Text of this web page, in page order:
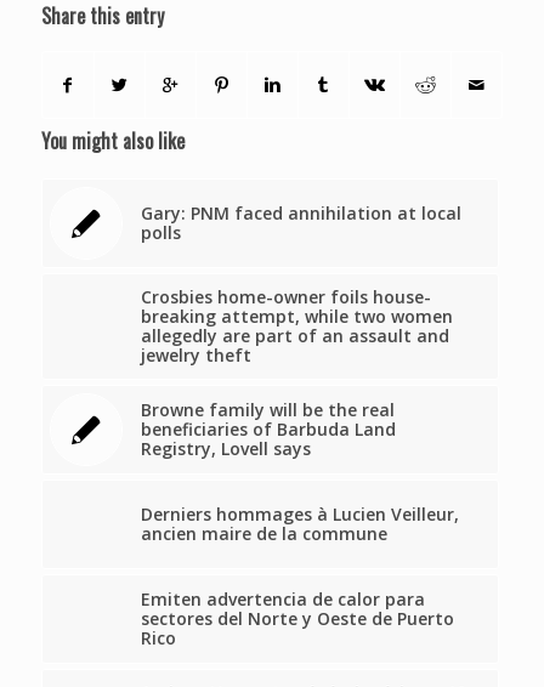
Share this entry
You might also like
Gary: PNM faced annihilation at local
polls
Crosbies home-owner foils house-
breaking attempt, while two women
allegedly are part of an assault and
jewelry theft
Browne family will be the real
beneficiaries of Barbuda Land
Registry, Lovell says
Derniers hommages à Lucien Veilleur,
ancien maire de la commune
Emiten advertencia de calor para
sectores del Norte y Oeste de Puerto
Rico